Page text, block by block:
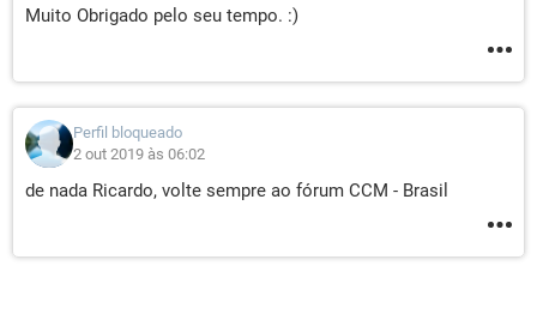
Muito Obrigado pelo seu tempo. :)
Perfil bloqueado
2 out 2019 às 06:02
de nada Ricardo, volte sempre ao fórum CCM - Brasil